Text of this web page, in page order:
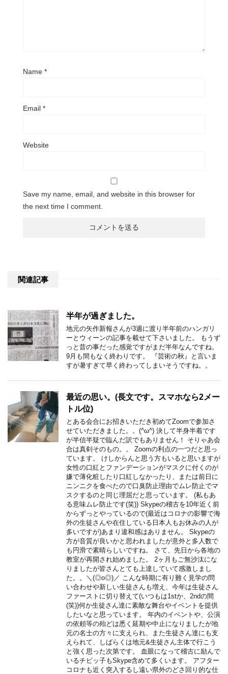
Name *
Email *
Website
Save my name, email, and website in this browser for
the next time I comment.
関連記事
半年が過ぎました。
地元の矢作新報さんが3週に渡り半年前のハンガリ
ーとウィーンの記事を載せて下さいました。 もうず
っと昔の事だった感覚ですがまだ半年なんですね。
9月も間もなく終わりです。 『芸術の秋』と言いま
すが暑すぎて早く終わってしまいそうですね。。
最近の思い。(長文です。スマホなら2メー
トル位)
とある会合にお招きいただき初めてZoomで参加さ
せていただきました。。(^ω^) 決して半身半着です
が半信半疑で臨んだ訳でもありません！ そりゃあ会
合は真剣そのもの。。 Zoomの利点の一つだと思っ
ています。 けしからんと思う方もいると思いますが
女性の口紅とファンデーションがマスクに付くのが
嫌で薄化粧したり口紅しなかったり、または前日に
ニンニクを食べたので口臭防止理由でムレ防止でマ
スクするのと同じ理屈だと思っています。 (私もあ
る意味ムレ防止です(笑)) Skypeの稽古を10年近く前
からずっとやっているので(最近はコロナの影響で海
外の生徒さんや在住している日本人もお休みの人が
多いですが)あまり違和感はありません。 Skypeの
方が音質が良いかと思われましたが意外と多人数で
も円滑で素晴らしいですね。 さて、先日から各地の
教室が再開され始めました。 2ヶ月もご無沙汰にな
りましたが皆さんとても上達していて感激しまし
た。。＼(◎o◎)／ こんな時期に有り難く見学の問
い合わせや新しい生徒さんも増え、今年は生徒さん
ファーストに切り替えて(いつもは1stか、2ndの間
(笑))何か生徒さん達に素敵な舞台やイベントを提供
したいなと思っています。 年内のイベントや、公演
の依頼等の殆どは悉く延期や中止になりましたが地
元の名士の方々に支えられ、また生徒さん達にも支
えられて、しばらくは地元&生徒さん主体で行こう
と強く思った次第です。 血眼になって稽古に励んで
いるチビッ子もSkype含めて多くいます。 アフター
コロナも近く突入するし遠い県外のどさ回り的な仕